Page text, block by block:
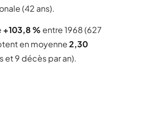
(42 ans).
+103,8 % entre 1968 (627
en moyenne2,30
et 9 décès par an).